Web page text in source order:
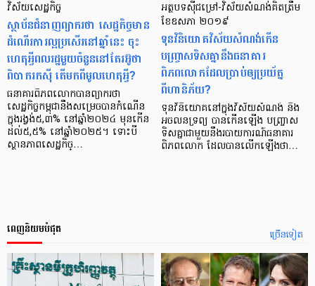
វិស័យសេដ្ឋកិច្ច
ស្ថាប័នជំនាញព្យាករថា សេដ្ឋកិច្ចមាន
ដំណើរការល្អប្រសើរនៅឆ្នាំនេះ ចុះ
ហេតុអ្វីពលរដ្ឋមួយចំនួននៅតែរអ៊ូថា
ពិបាករកស៊ី តើមកពីមូលហេតុអ្វី?
ធនាគារពិភពលោកបានព្យាករថា
សេដ្ឋកិច្ចកម្ពុជានឹងសម្រេចបានកំណើន
ក្នុងរង្វង់៥,៣% នៅឆ្នាំ២០២៤ មុនកើន
ដល់៥,៥% នៅឆ្នាំ២០២៥។ ទោះបី
ស្ថានភាពសេដ្ឋកិច្…
អត្ថបទ​ស៊ីជម្រៅ-វិស័យ​សំណង់​គិត​ត្រឹម​
ខែ​ឧសភា ២០១៩
ទុន​វិនិយោគ​វិស័យ​សំណង់​កើន​
បញ្ច្រាស​ទិស​គ្នា​នឹងធនាគារ
ពិភពលោកដែល​ប្រាប់​ឲ្យ​ប្រយ័ត្ន​
ពីហានិភ័យ?
ទុនវិនិយោគ​នៅ​ក្នុង​វិស័យ​សំណង់ និង​
អចលនទ្រព្យ បាន​កើន​ឡើង បញ្ច្រាស​
ទិស​គ្នា​ជាមួយ​នឹង​របាយការណ៍​ធនាគារ​
ពិភពលោក ដែល​បាន​លើក​ឡើង​ថា…
ច្រើនទៀត
ពេញនិយមបំផុត